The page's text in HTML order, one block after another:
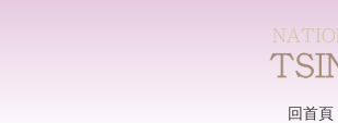
回首頁